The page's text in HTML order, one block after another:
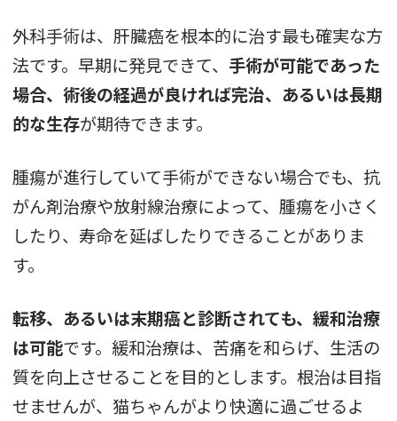
外科手術は、肝臓癌を根本的に治す最も確実な方
法です。早期に発見できて、 手術が可能であった
場合、術後の経過が良ければ完治、あるいは長期
的な生存が期待できます。
腫瘍が進行していて手術ができない場合でも、抗
がん剤治療や放射線治療によって、腫瘍を小さく
したり、寿命を延ばしたりできることがありま
す。
転移、あるいは末期癌と診断されても、緩和治療
は可能です。緩和治療は、苦痛を和らげ、生活の
質を向上させることを目的とします。根治は目指
せませんが、猫ちゃんがより快適に過ごせるよ